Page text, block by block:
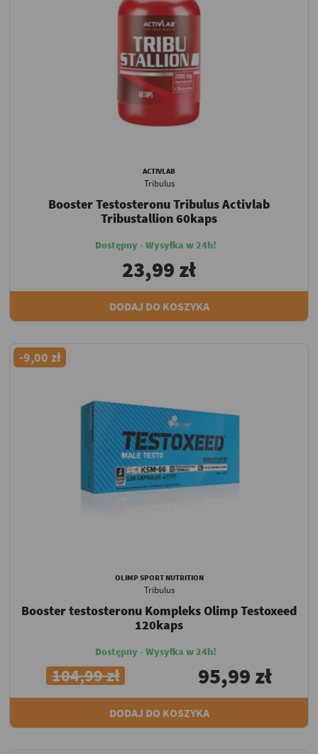
ACTIVLAB
Tribulus
Booster Testosteronu Tribulus Activlab
Tribustallion 60kaps
Dostępny - Wysyłka w 24h!
23,99 zł
DODAJ DO KOSZYKA
-9,00 zł
OLIMP SPORT NUTRITION
Tribulus
Booster testosteronu Kompleks Olimp Testoxeed
120kaps
Dostępny - Wysyłka w 24h!
104,99 zł 95,99 zł
DODAJ DO KOSZYKA